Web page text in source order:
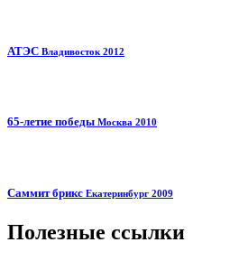
АТЭС Владивосток 2012
65-летие победы Москва 2010
Саммит брикс Екатеринбург 2009
Полезные ссылки